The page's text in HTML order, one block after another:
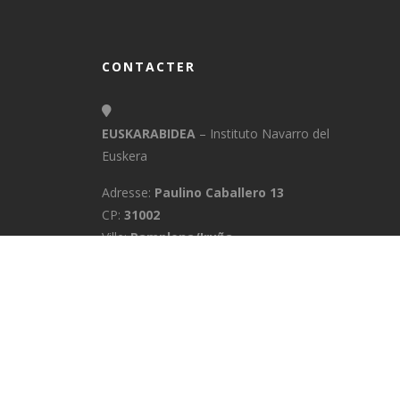
CONTACTER
EUSKARABIDEA – Instituto Navarro del
Euskera
Adresse: Paulino Caballero 13
CP: 31002
Ville:Pamplona/Iruña